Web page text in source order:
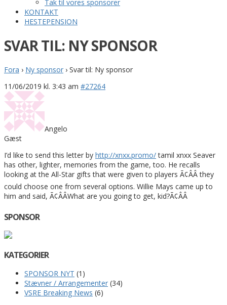
Tak til vores sponsorer
KONTAKT
HESTEPENSION
SVAR TIL: NY SPONSOR
Fora › Ny sponsor › Svar til: Ny sponsor
11/06/2019 kl. 3:43 am #27264
Angelo
Gæst
I’d like to send this letter by http://xnxx.promo/tamil xnxx Seaver
has other, lighter, memories from the game, too. He recalls
looking at the All-Star gifts that were given to players Ã¢ÂÂ they
could choose one from several options. Willie Mays came up to
him and said, Ã¢ÂÂWhat are you going to get, kid?Ã¢ÂÂ
SPONSOR
KATEGORIER
SPONSOR NYT (1)
Stævner / Arrangementer (34)
VSRE Breaking News (6)